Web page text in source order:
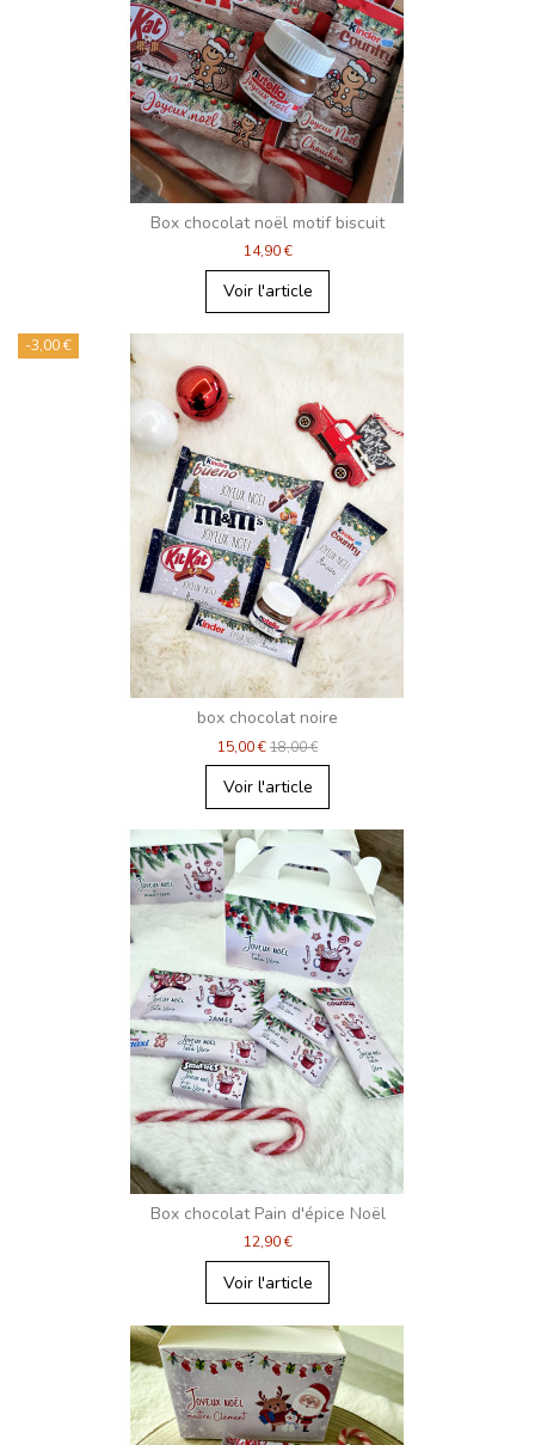
Box chocolat noël motif biscuit
14,90 €
Voir l'article
-3,00 €
box chocolat noire
15,00 € 18,00 €
Voir l'article
Box chocolat Pain d'épice Noël
12,90 €
Voir l'article